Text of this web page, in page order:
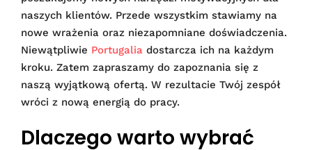
naszych klientów. Przede wszystkim stawiamy na
nowe wrażenia oraz niezapomniane doświadczenia.
Niewątpliwie Portugalia dostarcza ich na każdym
kroku. Zatem zapraszamy do zapoznania się z
naszą wyjątkową ofertą. W rezultacie Twój zespół
wróci z nową energią do pracy.
Dlaczego warto wybrać